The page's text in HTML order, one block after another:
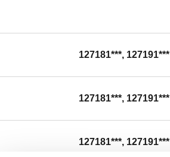
127181***, 127191***
127181***, 127191***
127181***, 127191***